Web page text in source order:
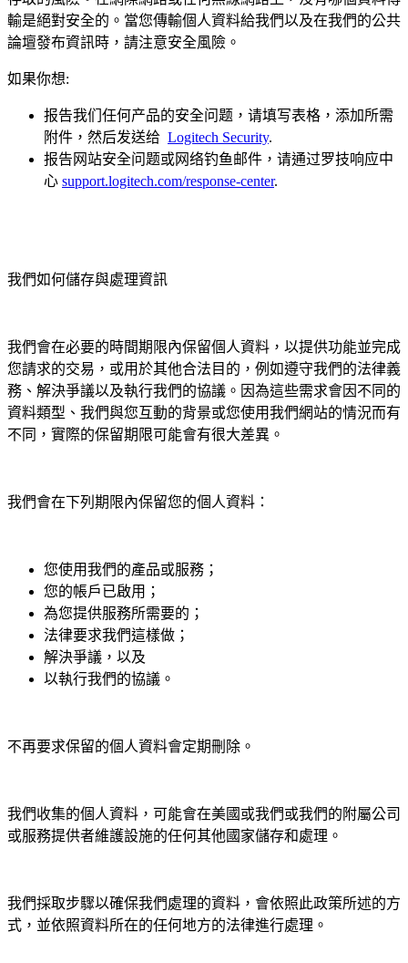
輸是絕對安全的。當您傳輸個人資料給我們以及在我們的公共
論壇發布資訊時，請注意安全風險。
如果你想:
报告我们任何产品的安全问题，请填写表格，添加所需
附件，然后发送给 Logitech Security.
报告网站安全问题或网络钓鱼邮件，请通过罗技响应中
心 support.logitech.com/response-center.
我們如何儲存與處理資訊
我們會在必要的時間期限內保留個人資料，以提供功能並完成
您請求的交易，或用於其他合法目的，例如遵守我們的法律義
務、解決爭議以及執行我們的協議。因為這些需求會因不同的
資料類型、我們與您互動的背景或您使用我們網站的情況而有
不同，實際的保留期限可能會有很大差異。
我們會在下列期限內保留您的個人資料：
您使用我們的產品或服務；
您的帳戶已啟用；
為您提供服務所需要的；
法律要求我們這樣做；
解決爭議，以及
以執行我們的協議。
不再要求保留的個人資料會定期刪除。
我們收集的個人資料，可能會在美國或我們或我們的附屬公司
或服務提供者維護設施的任何其他國家儲存和處理。
我們採取步驟以確保我們處理的資料，會依照此政策所述的方
式，並依照資料所在的任何地方的法律進行處理。